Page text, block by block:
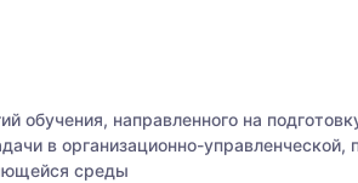
обучения, направленного на
в организационно-управленческой,
среды